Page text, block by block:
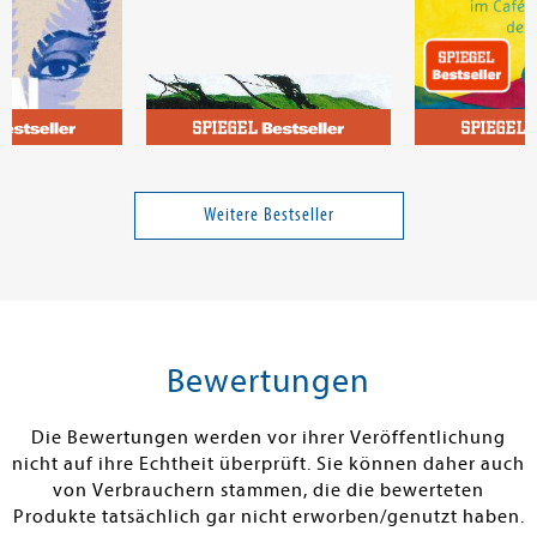
Querfeldein
Warenkorb
Weitere Bestseller
Bewertungen
Die Bewertungen werden vor ihrer Veröffentlichung
nicht auf ihre Echtheit überprüft. Sie können daher auch
von Verbrauchern stammen, die die bewerteten
Produkte tatsächlich gar nicht erworben/genutzt haben.